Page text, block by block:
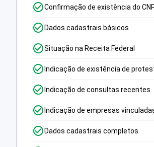
Confirmação de existência do
Dados cadastrais básicos
Situação na Receita Federal
Indicação de existência de
Indicação de consultas recentes
Indicação de empresas
Dados cadastrais completos